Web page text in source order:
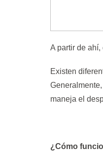
A partir de
Existen
maneja el
¿Cómo